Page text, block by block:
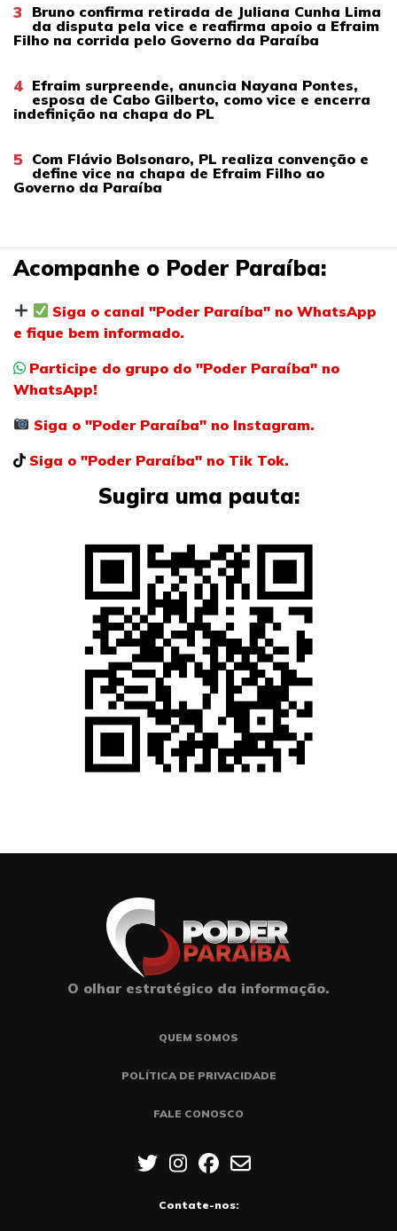
3 Bruno confirma retirada de Juliana Cunha Lima
da disputa pela vice e reafirma apoio a Efraim
Filho na corrida pelo Governo da Paraíba
4 Efraim surpreende, anuncia Nayana Pontes,
esposa de Cabo Gilberto, como vice e encerra
indefinição na chapa do PL
5 Com Flávio Bolsonaro, PL realiza convenção e
define vice na chapa de Efraim Filho ao
Governo da Paraíba
Acompanhe o Poder Paraíba:
Siga o canal "Poder Paraíba" no WhatsApp
e fique bem informado.
Participe do grupo do "Poder Paraíba" no
WhatsApp!
Siga o "Poder Paraíba" no Instagram.
Siga o "Poder Paraíba" no Tik Tok.
Sugira uma pauta:
O olhar estratégico da informação.
QUEM SOMOS
POLÍTICA DE PRIVACIDADE
FALE CONOSCO
Contate-nos: